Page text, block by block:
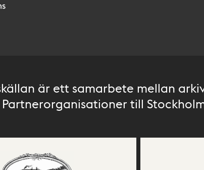
är ett samarbete mellan
till